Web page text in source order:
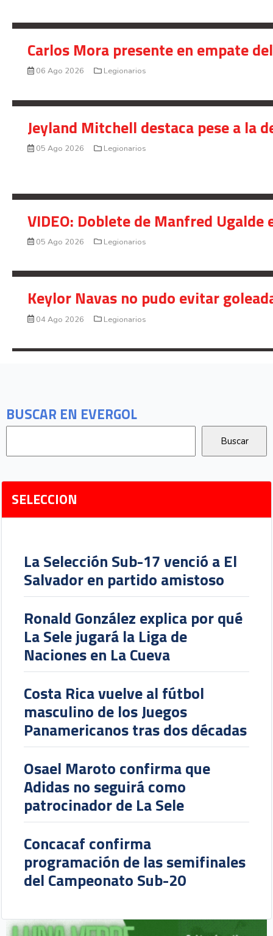
BUSCAR EN EVERGOL
SELECCION
La Selección Sub-17 venció a El
Salvador en partido amistoso
Ronald González explica por qué
La Sele jugará la Liga de
Naciones en La Cueva
Costa Rica vuelve al fútbol
masculino de los Juegos
Panamericanos tras dos décadas
Osael Maroto confirma que
Adidas no seguirá como
patrocinador de La Sele
Concacaf confirma
programación de las semifinales
del Campeonato Sub-20
Carlos Mora presente en empate
06 Ago 2026 Legionarios
Jeyland Mitchell destaca pese a la
05 Ago 2026 Legionarios
VIDEO: Doblete de Manfred
05 Ago 2026 Legionarios
Keylor Navas no pudo evitar
04 Ago 2026 Legionarios